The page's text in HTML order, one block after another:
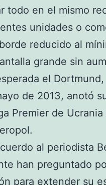
todo en el mismo
unidades o
reducido al
grande sin
el
de 2013, anotó
Premier de
al periodista
han preguntado
para extender su